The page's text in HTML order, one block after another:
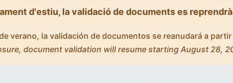
d'estiu, la validació de documents es
verano, la validación de documentos se reanudará a
document validation will resume starting August 28,